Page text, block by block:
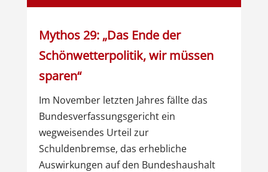
Mythos 29: „Das Ende der
Schönwetterpolitik, wir müssen
sparen“
Im November letzten Jahres fällte das
Bundesverfassungsgericht ein
wegweisendes Urteil zur
Schuldenbremse, das erhebliche
Auswirkungen auf den Bundeshaushalt